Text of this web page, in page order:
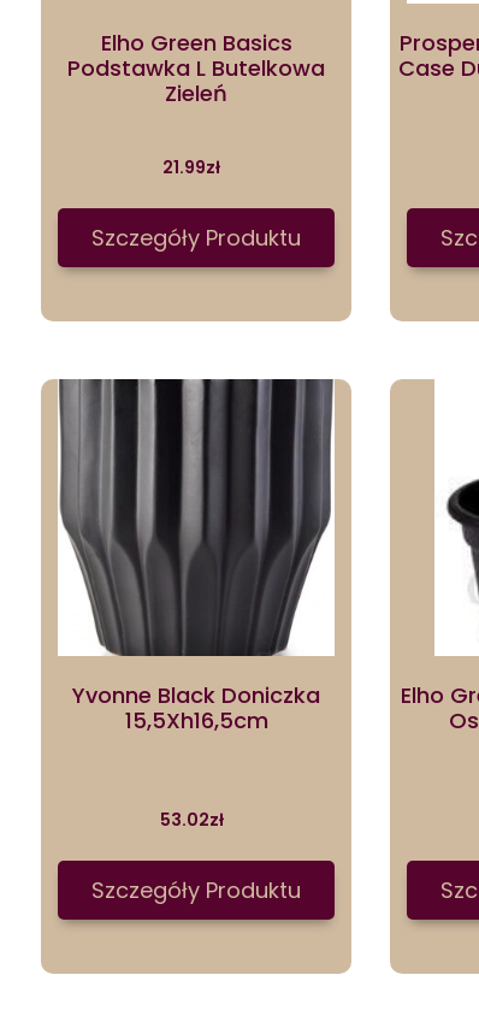
Elho Green Basics
Podstawka L Butelkowa
Zieleń
21.99zł
Szczegóły Produktu
Case
Yvonne Black Doniczka
15,5Xh16,5cm
53.02zł
Szczegóły Produktu
Elho